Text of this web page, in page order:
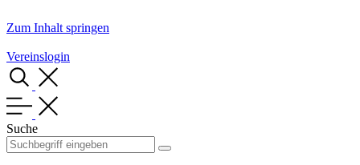
Zum Inhalt springen
Vereinslogin
Suche